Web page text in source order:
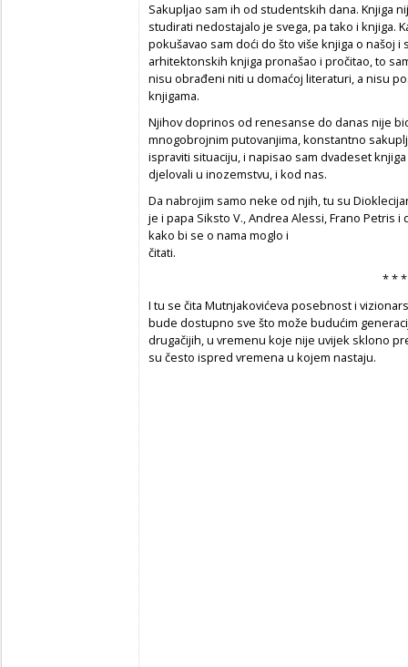
Sakupljao sam ih od studentskih dana. Knjiga
studirati nedostajalo je svega, pa tako i knjiga.
pokušavao sam doći do što više knjiga o našoj
arhitektonskih knjiga pronašao i pročitao, to
nisu obrađeni niti u domaćoj literaturi, a nisu
knjigama.
Njihov doprinos od renesanse do danas nije
mnogobrojnim putovanjima, konstantno
ispraviti situaciju, i napisao sam dvadeset
djelovali u inozemstvu, i kod nas.
Da nabrojim samo neke od njih, tu su
je i papa Siksto V., Andrea Alessi, Frano Petris
kako bi se o nama moglo i
čitati.
* * *
I tu se čita Mutnjakovićeva posebnost i
bude dostupno sve što može budućim
drugačijih, u vremenu koje nije uvijek sklono
su često ispred vremena u kojem nastaju.